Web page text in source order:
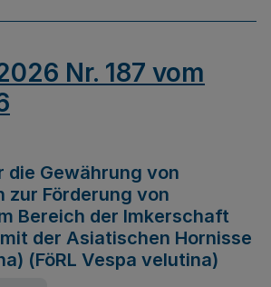
Nr. 187 vom
die Gewährung von
zur Förderung von
Bereich der Imkerschaft
der Asiatischen Hornisse
(FöRL Vespa velutina)